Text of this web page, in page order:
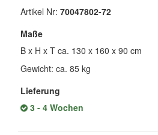
Artikel Nr: 70047802-72
Maße
B x H x T ca. 130 x 160 x 90 cm
Gewicht: ca. 85 kg
Lieferung
3 - 4 Wochen